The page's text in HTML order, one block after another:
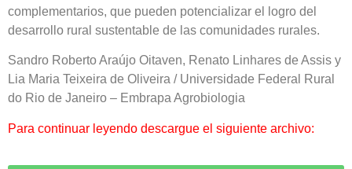
complementarios, que pueden potencializar el logro del
desarrollo rural sustentable de las comunidades rurales.
Sandro Roberto Araújo Oitaven, Renato Linhares de Assis y
Lia Maria Teixeira de Oliveira / Universidade Federal Rural
do Rio de Janeiro – Embrapa Agrobiologia
Para continuar leyendo descargue el siguiente archivo: